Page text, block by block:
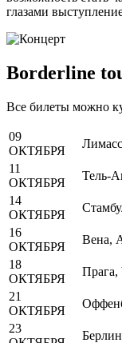
глазами
Borderline
Все билеты можно
09
ОКТЯБРЯ
11
ОКТЯБРЯ
Тель-
14
ОКТЯБРЯ
16
ОКТЯБРЯ
Вена,
18
ОКТЯБРЯ
Прага,
21
ОКТЯБРЯ
23